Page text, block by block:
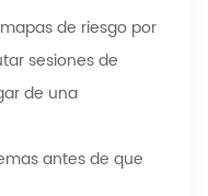
de riesgo por
sesiones de
de una
antes de que